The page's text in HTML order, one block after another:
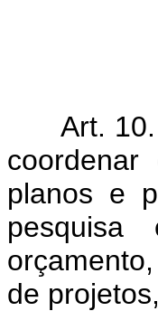
Art.
planos e
pesquisa
de